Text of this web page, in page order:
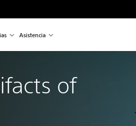
Asistencia
of